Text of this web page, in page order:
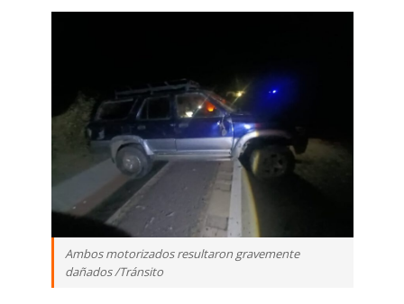
Ambos motorizados resultaron gravemente
dañados /Tránsito